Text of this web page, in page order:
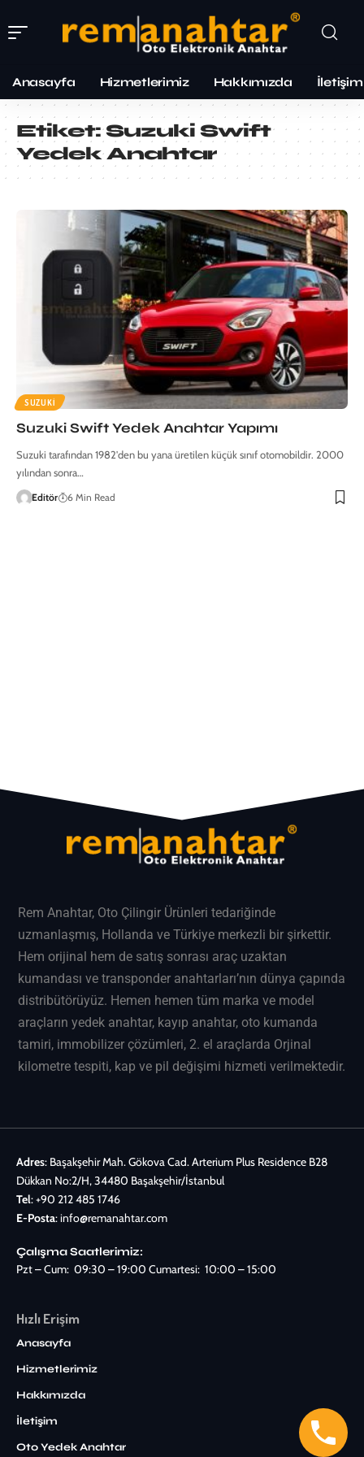
Anasayfa Hizmetlerimiz Hakkımızda İletişim
Etiket:Suzuki Swift
Yedek Anahtar
SUZUKI
Suzuki Swift Yedek Anahtar Yapımı
Suzuki tarafından 1982'den bu yana üretilen küçük sınıf otomobildir. 2000
yılından sonra…
Editör 6 Min Read
Rem Anahtar, Oto Çilingir Ürünleri tedariğinde
uzmanlaşmış, Hollanda ve Türkiye merkezli bir şirkettir.
Hem orijinal hem de satış sonrası araç uzaktan
kumandası ve transponder anahtarları’nın dünya çapında
distribütörüyüz. Hemen hemen tüm marka ve model
araçların yedek anahtar, kayıp anahtar, oto kumanda
tamiri, immobilizer çözümleri, 2. el araçlarda Orjinal
kilometre tespiti, kap ve pil değişimi hizmeti verilmektedir.
Adres: Başakşehir Mah. Gökova Cad. Arterium Plus Residence B28
Dükkan No:2/H, 34480 Başakşehir/İstanbul
Tel:+90 212 485 1746
E-Posta:info@remanahtar.com
Çalışma Saatlerimiz:
Pzt – Cum: 09:30 – 19:00 Cumartesi: 10:00 – 15:00
Hızlı Erişim
Anasayfa
Hizmetlerimiz
Hakkımızda
İletişim
Oto Yedek Anahtar